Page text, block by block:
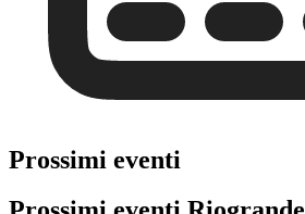
Prossimi eventi